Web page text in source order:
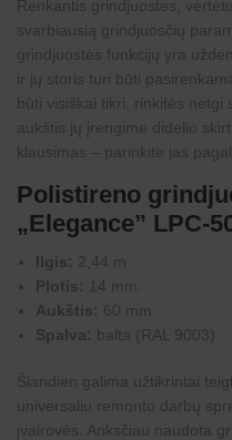
Renkantis grindjuostes,
svarbiausią grindjuosčių
grindjuostės funkcijų yra
ir jų storis turi būti
būti visiškai tikri, rinkitės netgi
aukštis jų įrengime didelio
klausimas – parinkite jas
Polistireno
„Elegance” LPC-
Ilgis: 2,44 m.
Plotis:
14 mm.
Aukštis: 60 mm.
Spalva: balta (RAL 9003)
Šiandien galima užtikrintai
universaliu remonto darbų
įvairovės. Anksčiau naudota